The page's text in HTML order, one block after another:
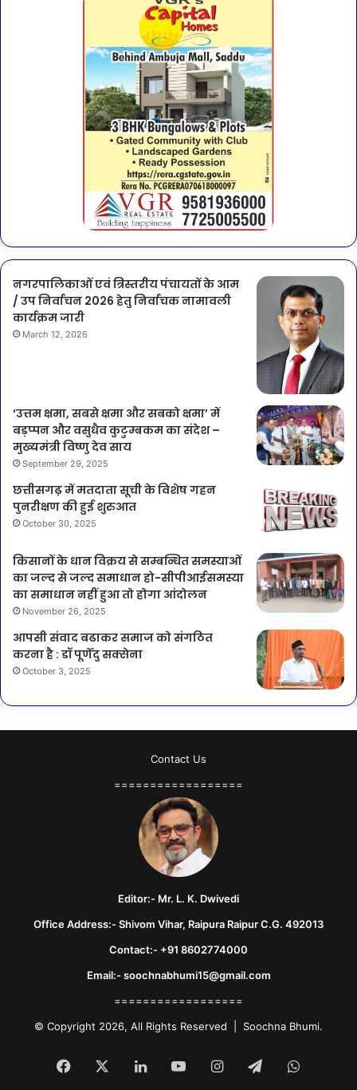
नगरपालिकाओं एवं त्रिस्तरीय पंचायतों के आम
/ उप निर्वाचन 2026 हेतु निर्वाचक नामावली
कार्यक्रम जारी
March 12, 2026
‘उत्तम क्षमा, सबसे क्षमा और सबको क्षमा’ में
बड़प्पन और वसुधैव कुटुम्बकम का संदेश –
मुख्यमंत्री विष्णु देव साय
September 29, 2025
छत्तीसगढ़ में मतदाता सूची के विशेष गहन
पुनरीक्षण की हुई शुरुआत
October 30, 2025
किसानों के धान विक्रय से सम्बन्धित समस्याओं
का जल्द से जल्द समाधान हो-सीपीआईसमस्या
का समाधान नहीं हुआ तो होगा आंदोलन
November 26, 2025
आपसी संवाद बढाकर समाज को संगठित
करना है : डॉ पूर्णेंदु सक्सेना
October 3, 2025
Contact Us
==================
Editor:- Mr. L. K. Dwivedi
Office Address:- Shivom Vihar, Raipura Raipur C.G. 492013
Contact:- +91 8602774000
Email:- soochnabhumi15@gmail.com
==================
© Copyright 2026, All Rights Reserved | Soochna Bhumi.
Facebook LinkedInYouTubeInstagram
Telegram